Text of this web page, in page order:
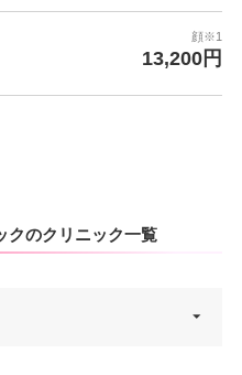
顔※1
13,200円
クのクリニック一覧